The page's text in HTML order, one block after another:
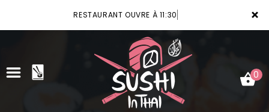
×
RESTAURANT OUVRE À 11:30
0